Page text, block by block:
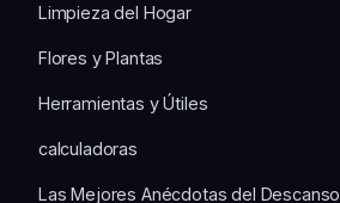
Limpieza del Hogar
Flores y Plantas
Herramientas y Útiles
calculadoras
Las Mejores Anécdotas del Descanso